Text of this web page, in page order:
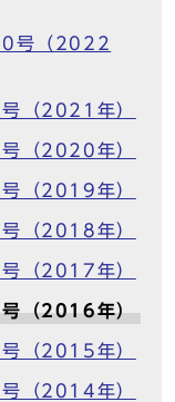
号（2022
（2021年）
（2020年）
（2019年）
（2018年）
（2017年）
号（2016年）
（2015年）
（2014年）